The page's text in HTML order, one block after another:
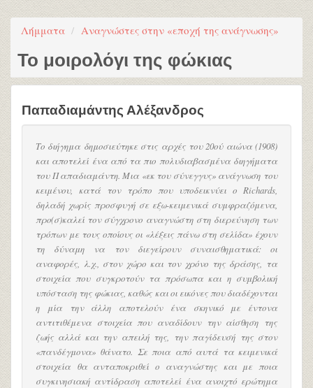
Λήμματα Αναγνώστες στην «εποχή της ανάγνωσης»
Το μοιρολόγι της φώκιας
Παπαδιαμάντης Αλέξανδρος
Το διήγημα δημοσιεύτηκε στις αρχές του 20ού αιώνα (1908)
και αποτελεί ένα από τα πιο πολυδιαβασμένα διηγήματα
του Παπαδιαμάντη. Μια «εκ του σύνεγγυς» ανάγνωση του
κειμένου, κατά τον τρόπο που υποδεικνύει ο Richards,
δηλαδή χωρίς προσφυγή σε εξω-κειμενικά συμφραζόμενα,
προ(σ)καλεί τον σύγχρονο αναγνώστη στη διερεύνηση των
τρόπων με τους οποίους οι «λέξεις πάνω στη σελίδα» έχουν
τη δύναμη να τον διεγείρουν συναισθηματικά: οι
αναφορές, λ.χ., στον χώρο και τον χρόνο της δράσης, τα
στοιχεία που συγκροτούν τα πρόσωπα και η συμβολική
υπόσταση της φώκιας, καθώς και οι εικόνες που διαδέχονται
η μία την άλλη αποτελούν ένα σκηνικό με έντονα
αντιτιθέμενα στοιχεία που αναδίδουν την αίσθηση της
ζωής αλλά και την απειλή της, την παγίδευσή της στον
«πανδέγμονα» θάνατο. Σε ποια από αυτά τα κειμενικά
στοιχεία θα ανταποκριθεί ο αναγνώστης και με ποια
συγκινησιακή αντίδραση αποτελεί ένα ανοιχτό ερώτημα